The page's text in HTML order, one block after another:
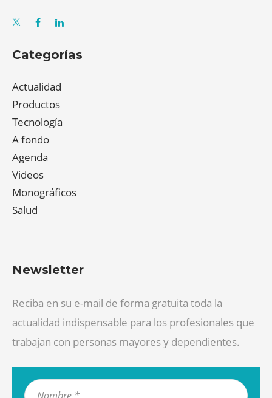
Categorías
Actualidad
Productos
Tecnología
A fondo
Agenda
Videos
Monográficos
Salud
Newsletter
Reciba en su e-mail de forma gratuita toda la
actualidad indispensable para los profesionales que
trabajan con personas mayores y dependientes.